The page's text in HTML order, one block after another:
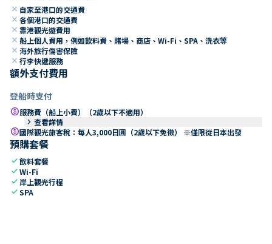
close 自家至港口的交通費
close 各個港口的交通費
close 靠港觀光遊費用
close 船上個人費用，例如飲料費、賭場、商店、Wi-Fi、SPA、洗衣等
close 海外旅行傷害保險
close 行李快遞服務
額外支付費用
登船時支付
paid服務費（船上小費）（2歲以下不適用）
keyboard_arrow_right 查看詳情
paid國際觀光旅客稅：每人3,000日圓（2歲以下免徵） ※僅限從日本出發
預購套餐
check飲料套餐
checkWi-Fi
check 岸上觀光行程
checkSPA